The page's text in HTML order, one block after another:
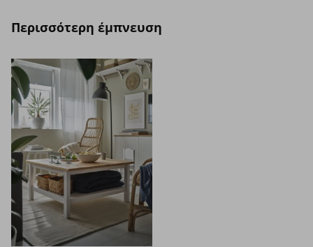
Περισσότερη έμπνευση